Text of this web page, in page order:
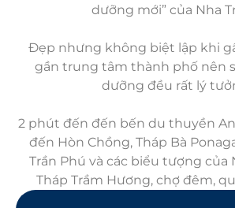
dưỡng mới” của Nha
Đẹp nhưng không biệt lập khi
gần trung tâm thành phố nên
dưỡng đều rất lý
2 phút đến đến bến du thuyền
đến Hòn Chồng, Tháp Bà
Trần Phú và các biểu tượng của
Tháp Trầm Hương, chợ đêm,